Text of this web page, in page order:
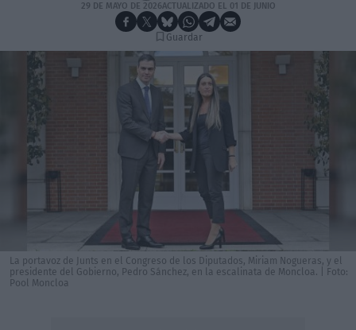
29 DE MAYO DE 2026ACTUALIZADO EL 01 DE JUNIO
Guardar
La portavoz de Junts en el Congreso de los Diputados, Miriam Nogueras, y el
presidente del Gobierno, Pedro Sánchez, en la escalinata de Moncloa. | Foto:
Pool Moncloa